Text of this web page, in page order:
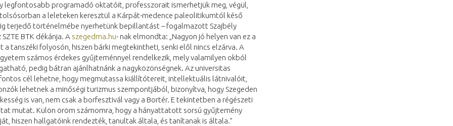
legfontosabb programadó oktatóit, professzorait ismerhetjük meg, végül,
a leleteken keresztül a Kárpát-medence paleolitikumtól késő
terjedő történelmébe nyerhetünk bepillantást – fogalmazott Szajbély
SZTE BTK dékánja. A szegedma.hu- nak elmondta: „Nagyon jó helyen van ez a
a tanszéki folyosón, hiszen bárki megtekintheti, senki elől nincs elzárva. A
számos érdekes gyűjteménnyel rendelkezik, mely valamilyen okból
pedig bátran ajánlhatnánk a nagyközönségnek. Az universitas
cél lehetne, hogy megmutassa kiállítótereit, intellektuális látnivalóit,
lehetnek a minőségi turizmus szempontjából, bizonyítva, hogy Szegeden
is van, nem csak a borfesztivál vagy a Bortér. E tekintetben a régészeti
mutat. Külön öröm számomra, hogy a hányattatott sorsú gyűjtemény
hiszen hallgatóink rendezték, tanultak általa, és tanítanak is általa.”